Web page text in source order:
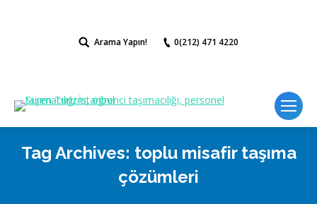
Search:
Arama Yapın! 0(212) 471 4220
Tag Archives: toplu misafir taşıma
çözümleri